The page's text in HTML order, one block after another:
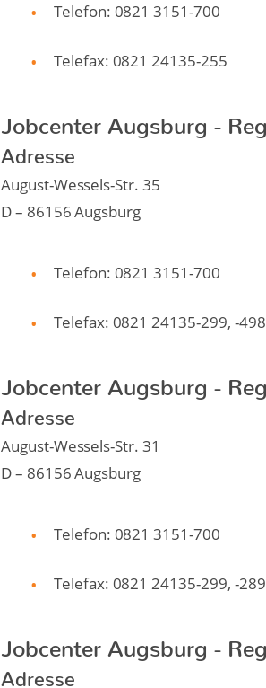
Telefon: 0821 3151-700
Telefax: 0821 24135-255
Jobcenter Augsburg -
Adresse
August-Wessels-Str. 35
D – 86156 Augsburg
Telefon: 0821 3151-700
Telefax: 0821 24135-299, -498
Jobcenter Augsburg -
Adresse
August-Wessels-Str. 31
D – 86156 Augsburg
Telefon: 0821 3151-700
Telefax: 0821 24135-299, -289
Jobcenter Augsburg -
Adresse